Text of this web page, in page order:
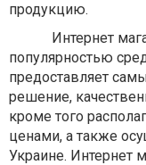
продукцию.
Интернет
популярностью
предоставляет
решение,
кроме того
ценами, а также
Украине. Интернет